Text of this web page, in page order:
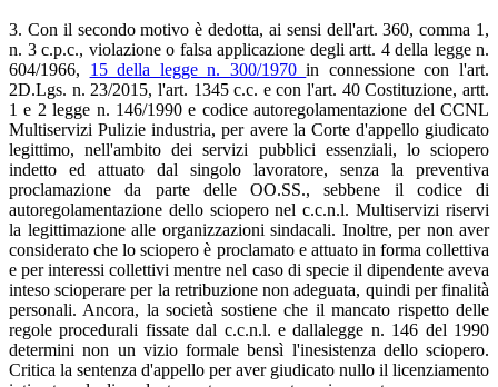
3. Con il secondo motivo è dedotta, ai sensi dell'art. 360, comma 1,
n. 3 c.p.c., violazione o falsa applicazione degli artt. 4 della legge n.
604/1966, 15 della legge n. 300/1970in connessione con l'art.
2D.Lgs. n. 23/2015, l'art. 1345 c.c. e con l'art. 40 Costituzione, artt.
1 e 2 legge n. 146/1990 e codice autoregolamentazione del CCNL
Multiservizi Pulizie industria, per avere la Corte d'appello giudicato
legittimo, nell'ambito dei servizi pubblici essenziali, lo sciopero
indetto ed attuato dal singolo lavoratore, senza la preventiva
proclamazione da parte delle OO.SS., sebbene il codice di
autoregolamentazione dello sciopero nel c.c.n.l. Multiservizi riservi
la legittimazione alle organizzazioni sindacali. Inoltre, per non aver
considerato che lo sciopero è proclamato e attuato in forma collettiva
e per interessi collettivi mentre nel caso di specie il dipendente aveva
inteso scioperare per la retribuzione non adeguata, quindi per finalità
personali. Ancora, la società sostiene che il mancato rispetto delle
regole procedurali fissate dal c.c.n.l. e dallalegge n. 146 del 1990
determini non un vizio formale bensì l'inesistenza dello sciopero.
Critica la sentenza d'appello per aver giudicato nullo il licenziamento